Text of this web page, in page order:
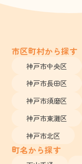
市区町村から探す
神戸市中央区
神戸市長田区
神戸市須磨区
神戸市東灘区
神戸市北区
町名から探す